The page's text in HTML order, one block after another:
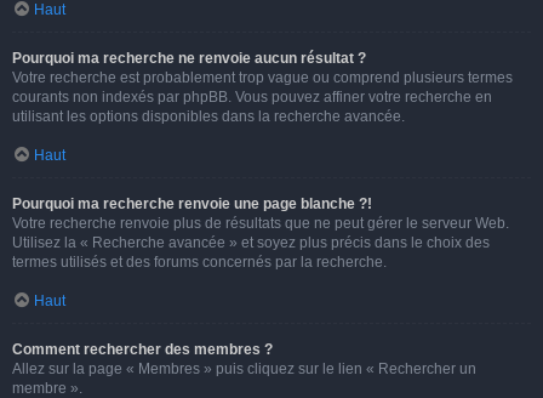
Haut
Pourquoi ma recherche ne renvoie aucun résultat ?
Votre recherche est probablement trop vague ou comprend plusieurs termes
courants non indexés par phpBB. Vous pouvez affiner votre recherche en
utilisant les options disponibles dans la recherche avancée.
Haut
Pourquoi ma recherche renvoie une page blanche ?!
Votre recherche renvoie plus de résultats que ne peut gérer le serveur Web.
Utilisez la « Recherche avancée » et soyez plus précis dans le choix des
termes utilisés et des forums concernés par la recherche.
Haut
Comment rechercher des membres ?
Allez sur la page « Membres » puis cliquez sur le lien « Rechercher un
membre ».